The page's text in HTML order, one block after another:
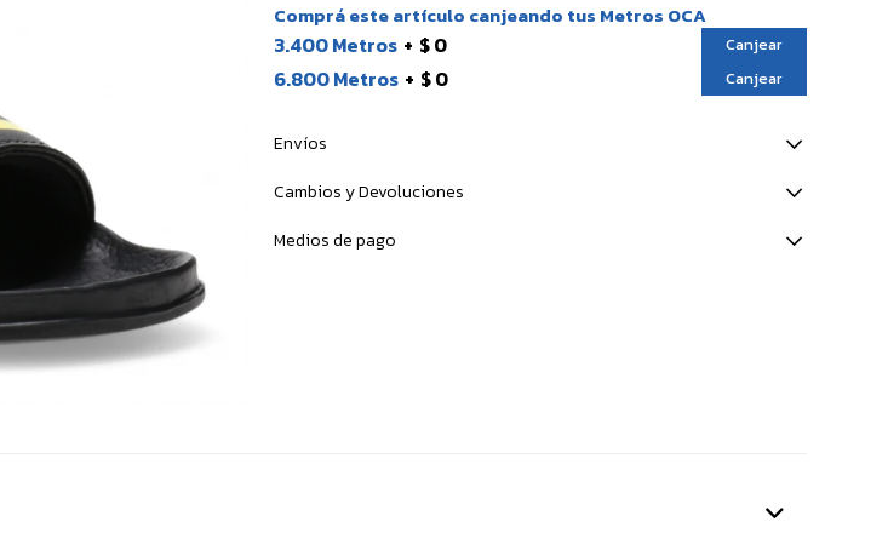
Comprá este artículo canjeando tus Metros OCA
3.400 Metros $ 0 Canjear
6.800 Metros $ 0 Canjear
Envíos
Cambios y Devoluciones
Medios de pago